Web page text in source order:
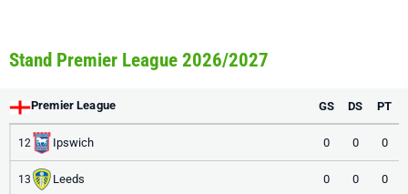
Stand Premier League 2026/2027
Premier League GS DS PT
12 Ipswich 0 0 0
13 Leeds 0 0 0